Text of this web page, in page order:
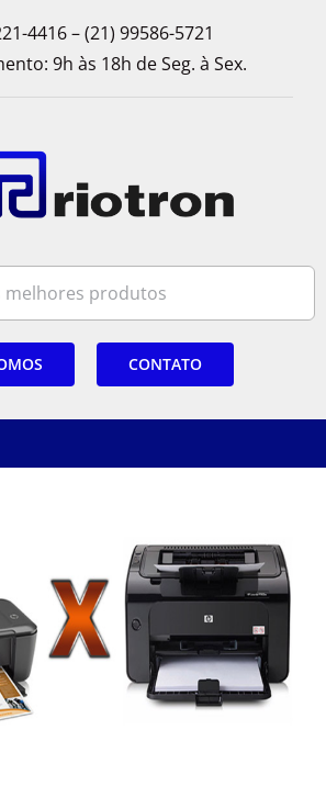
4416 – (21) 99586-5721
9h às 18h de Seg. à Sex.
CONTATO